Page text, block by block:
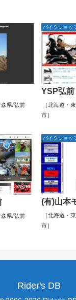
森県/弘前
バイクショッ
YSP弘前
［北海道・
市］
森県/弘前
バイクショッ
(有)山本
［北海道・
市］
Rider's DB